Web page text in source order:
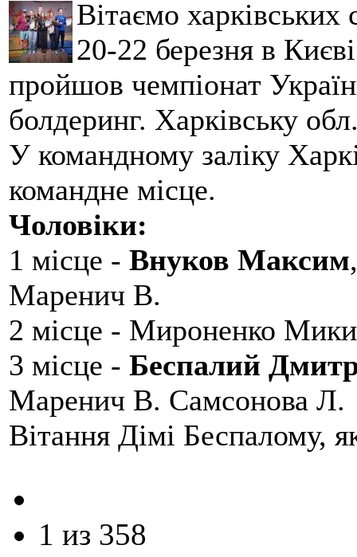
Вітаємо
20-22 березня в
пройшов чемпіонат
болдеринг. Харківську
У командному заліку
командне місце.
Чоловіки:
1 місце - Внуков Максим
Маренич В.
2 місце - Мироненко
3 місце - Беспалий
Маренич В. Самсонова Л.
Вітання Дімі Беспалому,
1 из 358